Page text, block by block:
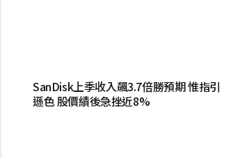
SanDisk上季收入飆3.7倍勝預期 惟指引
遜色 股價績後急挫近8%